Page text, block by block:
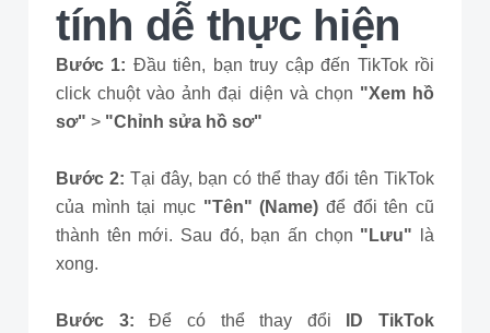
tính dễ thực hiện
Bước 1: Đầu tiên, bạn truy cập đến TikTok rồi
click chuột vào ảnh đại diện và chọn "Xem hồ
sơ" > "Chỉnh sửa hồ sơ"
Bước 2: Tại đây, bạn có thể thay đổi tên TikTok
của mình tại mục "Tên" (Name) để đổi tên cũ
thành tên mới. Sau đó, bạn ấn chọn "Lưu" là
xong.
Bước 3: Để có thể thay đổi
ID TikTok